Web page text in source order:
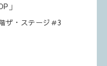
」
・ステージ＃3